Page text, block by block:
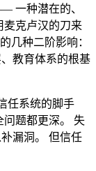
一种潜在的、
麦克卢汉的刀来
几种二阶影响：
教育体系的根基
任系统的脚手
问题都更深。 失
漏洞。 但信任